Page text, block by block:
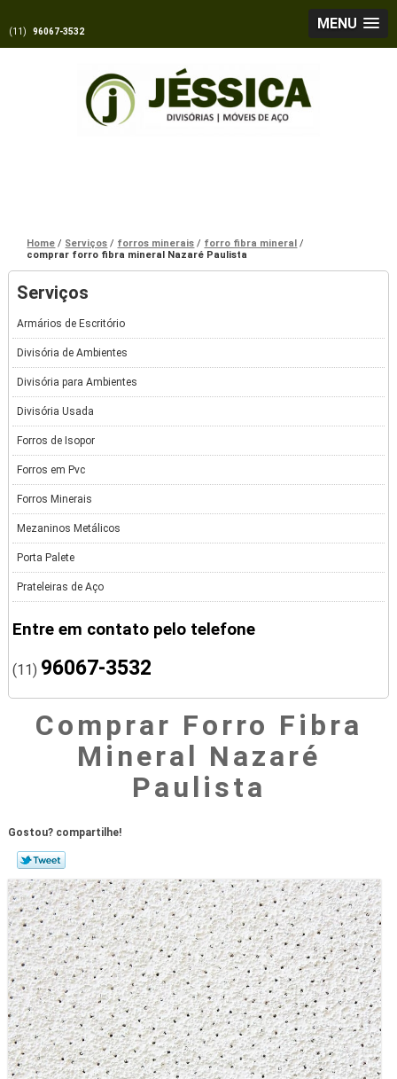
MENU
(11) 96067-3532
Home Serviços forros minerais
forro fibra mineral
comprar forro fibra mineral Nazaré Paulista
Serviços
Armários de Escritório
Divisória de Ambientes
Divisória para Ambientes
Divisória Usada
Forros de Isopor
Forros em Pvc
Forros Minerais
Mezaninos Metálicos
Porta Palete
Prateleiras de Aço
Entre em contato pelo telefone
(11) 96067-3532
Comprar Forro Fibra
Mineral Nazaré
Paulista
Gostou? compartilhe!